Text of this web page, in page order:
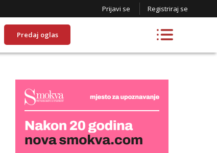
Prijavi se Registriraj se
Predaj oglas